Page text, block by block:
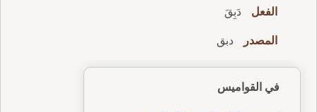
الفعل دَبِقَ
المصدر دبق
في القواميس